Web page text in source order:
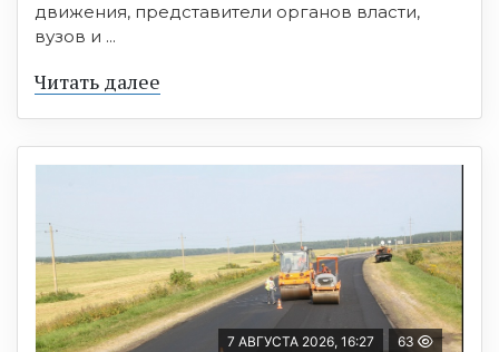
движения, представители органов власти,
вузов и ...
Читать далее
7 АВГУСТА 2026, 16:27 63